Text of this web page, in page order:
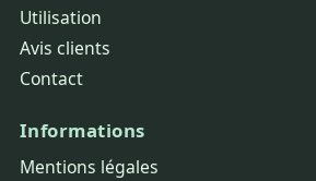
Utilisation
Avis clients
Contact
Informations
Mentions légales